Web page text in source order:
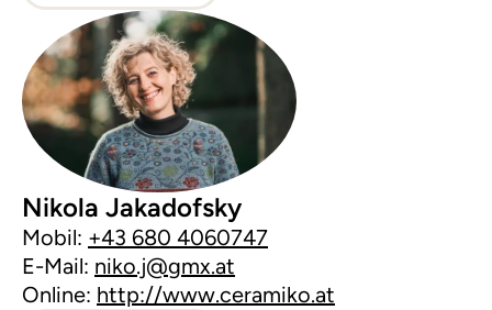
Nikola Jakadofsky
Mobil: +43 680 4060747
E-Mail: niko.j@gmx.at
Online: http://www.ceramiko.at